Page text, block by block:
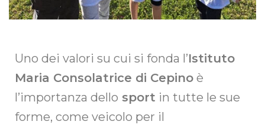
Uno dei valori su cui si fonda l’Istituto
Maria Consolatrice di Cepino è
l’importanza dello sport in tutte le sue
forme, come veicolo per il